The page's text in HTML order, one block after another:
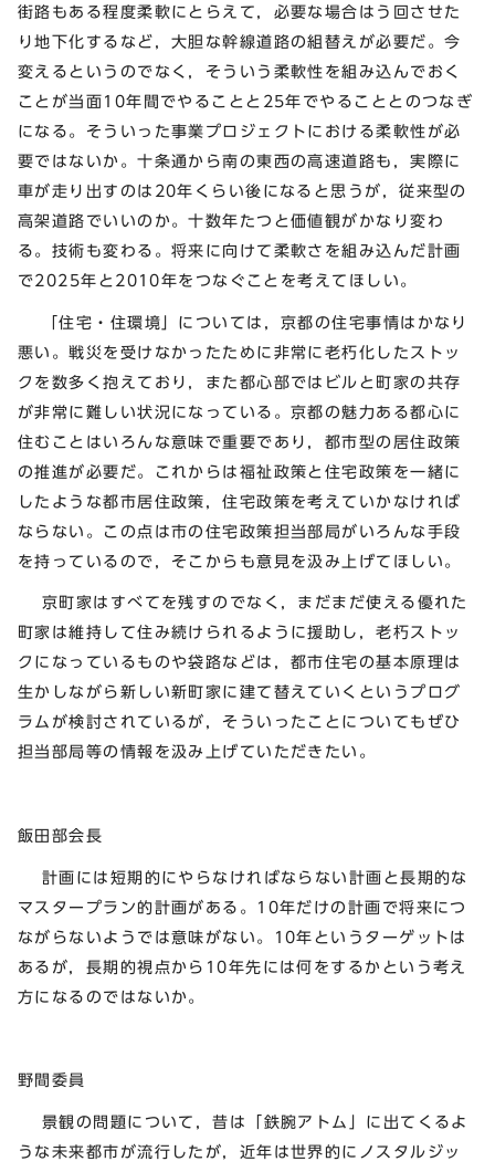
街路もある程度柔軟にとらえて，必要な場合はう回させた
り地下化するなど，大胆な幹線道路の組替えが必要だ。今
変えるというのでなく，そういう柔軟性を組み込んでおく
ことが当面10年間でやることと25年でやることとのつなぎ
になる。そういった事業プロジェクトにおける柔軟性が必
要ではないか。十条通から南の東西の高速道路も，実際に
車が走り出すのは20年くらい後になると思うが，従来型の
高架道路でいいのか。十数年たつと価値観がかなり変わ
る。技術も変わる。将来に向けて柔軟さを組み込んだ計画
で2025年と2010年をつなぐことを考えてほしい。
「住宅・住環境」については，京都の住宅事情はかなり
悪い。戦災を受けなかったために非常に老朽化したストッ
クを数多く抱えており，また都心部ではビルと町家の共存
が非常に難しい状況になっている。京都の魅力ある都心に
住むことはいろんな意味で重要であり，都市型の居住政策
の推進が必要だ。これからは福祉政策と住宅政策を一緒に
したような都市居住政策，住宅政策を考えていかなければ
ならない。この点は市の住宅政策担当部局がいろんな手段
を持っているので，そこからも意見を汲み上げてほしい。
京町家はすべてを残すのでなく，まだまだ使える優れた
町家は維持して住み続けられるように援助し，老朽ストッ
クになっているものや袋路などは，都市住宅の基本原理は
生かしながら新しい新町家に建て替えていくというプログ
ラムが検討されているが，そういったことについてもぜひ
担当部局等の情報を汲み上げていただきたい。
飯田部会長
計画には短期的にやらなければならない計画と長期的な
マスタープラン的計画がある。10年だけの計画で将来につ
ながらないようでは意味がない。10年というターゲットは
あるが，長期的視点から10年先には何をするかという考え
方になるのではないか。
野間委員
景観の問題について，昔は「鉄腕アトム」に出てくるよ
うな未来都市が流行したが，近年は世界的にノスタルジッ